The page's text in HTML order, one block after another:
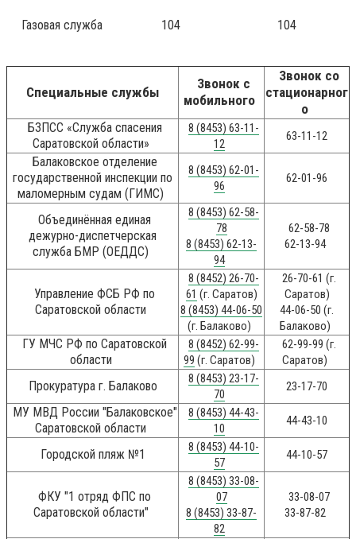
Газовая служба 104 104
Специальные службы
Звонок с
мобильного
Звонок со
стационарног
о
БЗПСС «Служба спасения
Саратовской области»
8 (8453) 63-11-
12
63-11-12
Балаковское отделение
государственной инспекции по
маломерным судам (ГИМС)
8 (8453) 62-01-
96
62-01-96
Объединённая единая
дежурно-диспетчерская
служба БМР (ОЕДДС)
8 (8453) 62-58-
78
8 (8453) 62-13-
94
62-58-78
62-13-94
Управление ФСБ РФ по
Саратовской области
8 (8452) 26-70-
61 (г. Саратов)
8 (8453) 44-06-50
(г. Балаково)
26-70-61 (г.
Саратов)
44-06-50 (г.
Балаково)
ГУ МЧС РФ по Саратовской
области
8 (8452) 62-99-
99 (г. Саратов)
62-99-99 (г.
Саратов)
Прокуратура г. Балаково
8 (8453) 23-17-
70
23-17-70
МУ МВД России "Балаковское"
Саратовской области
8 (8453) 44-43-
10
44-43-10
Городской пляж №1
8 (8453) 44-10-
57
44-10-57
ФКУ "1 отряд ФПС по
Саратовской области"
8 (8453) 33-08-
07
8 (8453) 33-87-
82
33-08-07
33-87-82